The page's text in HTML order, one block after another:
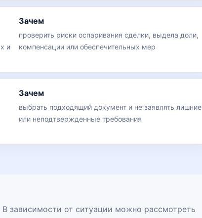
и
Зачем
проверить риски оспаривания сделки, выдела доли,
компенсации или обеспечительных мер
Зачем
выбрать подходящий документ и не заявлять лишние
или неподтвержденные требования
В зависимости от ситуации можно рассмотреть